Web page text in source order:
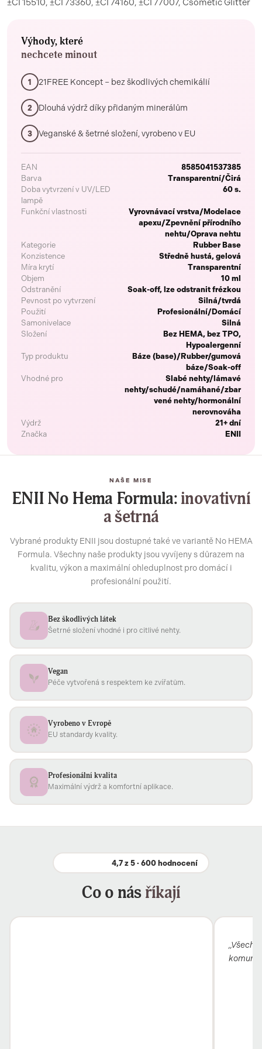
±CI 15510, ±CI 73360, ±CI 74160, ±CI 77007, Csometic Glitter
Výhody, které
nechcete minout
1 21FREE Koncept – bez škodlivých chemikálií
2 Dlouhá výdrž díky přidaným minerálům
3 Veganské & šetrné složení, vyrobeno v EU
EAN
8585041537385
Barva
Transparentní/Čirá
Doba vytvrzení v UV/LED
lampě
60 s.
Funkční vlastnosti
Vyrovnávací vrstva/Modelace
apexu/Zpevnění přírodního
nehtu/Oprava nehtu
Kategorie
Rubber Base
Konzistence
Středně hustá, gelová
Míra krytí
Transparentní
Objem
10 ml
Odstranění
Soak-off, lze odstranit frézkou
Pevnost po vytvrzení
Silná/tvrdá
Použití
Profesionální/Domácí
Samonivelace
Silná
Složení
Bez HEMA, bez TPO,
Hypoalergenní
Typ produktu
Báze (base)/Rubber/gumová
báze/Soak-off
Vhodné pro
Slabé nehty/lámavé
nehty/schudé/namáhané/zbar
vené nehty/hormonální
nerovnováha
Výdrž
21+ dní
Značka
ENII
NAŠE MISE
ENII No Hema Formula:inovativní
a šetrná
Vybrané produkty ENII jsou dostupné také ve variantě No HEMA
Formula. Všechny naše produkty jsou vyvíjeny s důrazem na
kvalitu, výkon a maximální ohleduplnost pro domácí i
profesionální použití.
Bez škodlivých látek
Šetrné složení vhodné i pro citlivé nehty.
Vegan
Péče vytvořená s respektem ke zvířatům.
Vyrobeno v Evropě
EU standardy kvality.
Profesionální kvalita
Maximální výdrž a komfortní aplikace.
4,7 z 5 · 600 hodnocení
Co o násříkají